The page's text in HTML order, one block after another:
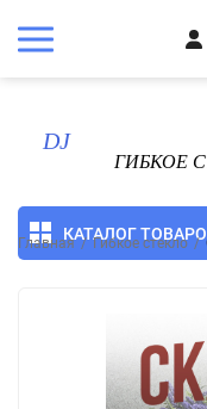
КАТАЛОГ
Главная / Гибкое стекло /